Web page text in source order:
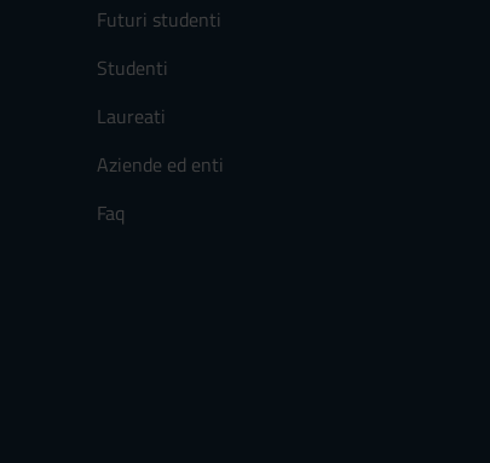
Futuri studenti
Studenti
Laureati
Aziende ed enti
Faq